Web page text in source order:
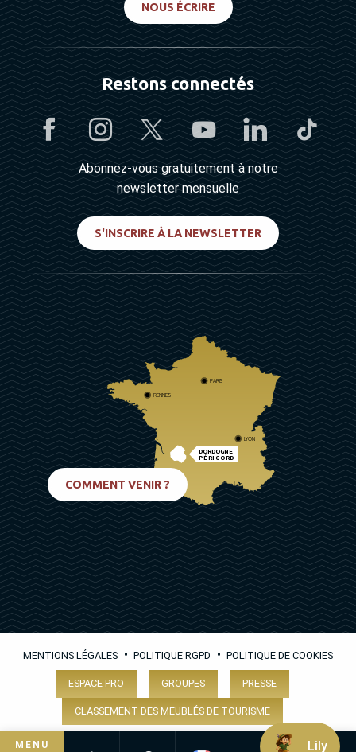
MENU
NOUS ÉCRIRE
Restons connectés
Abonnez-vous gratuitement à notre
newsletter mensuelle
S'INSCRIRE À LA NEWSLETTER
DORDOGNE
PÉRIGORD
PARIS
RENNES
LYON
COMMENT VENIR ?
MENTIONS LÉGALES • POLITIQUE RGPD • POLITIQUE DE COOKIES
ESPACE PRO GROUPES PRESSE
CLASSEMENT DES MEUBLÉS DE TOURISME
Lily